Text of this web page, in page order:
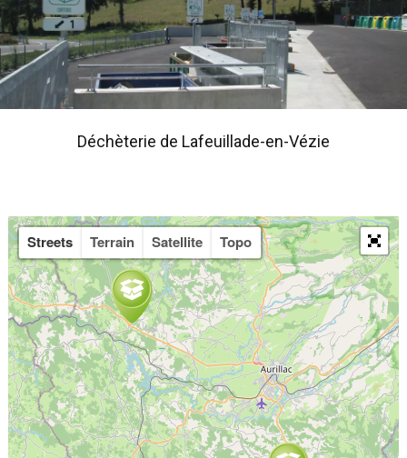
Déchèterie de Lafeuillade-en-Vézie
Streets Terrain Satellite Topo